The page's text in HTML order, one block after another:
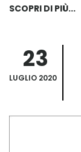
SCOPRI DI PIÙ...
23
LUGLIO 2020